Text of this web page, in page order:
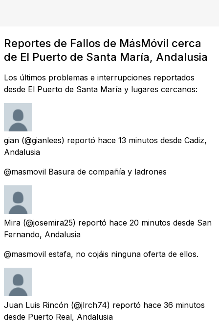
Reportes de Fallos de MásMóvil cerca
de El Puerto de Santa María, Andalusia
Los últimos problemas e interrupciones reportados
desde El Puerto de Santa María y lugares cercanos:
gian (@gianlees) reportó hace 13 minutos desde Cadiz,
Andalusia
@masmovil Basura de compañía y ladrones
Mira (@josemira25) reportó hace 20 minutos desde San
Fernando, Andalusia
@masmovil estafa, no cojáis ninguna oferta de ellos.
Juan Luis Rincón (@jlrch74) reportó hace 36 minutos
desde Puerto Real, Andalusia